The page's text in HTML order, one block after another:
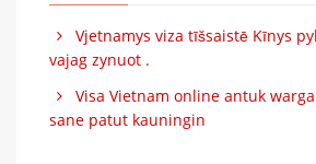
Vjetnamys viza tīšsaistē Kīnys
vajag zynuot .
Visa Vietnam online antuk
sane patut kauningin